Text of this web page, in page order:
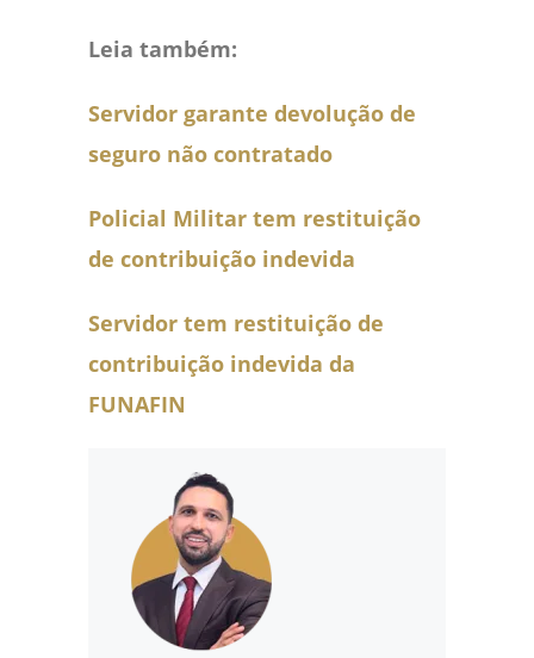
Leia também:
Servidor garante devolução de
seguro não contratado
Policial Militar tem restituição
de contribuição indevida
Servidor tem restituição de
contribuição indevida da
FUNAFIN